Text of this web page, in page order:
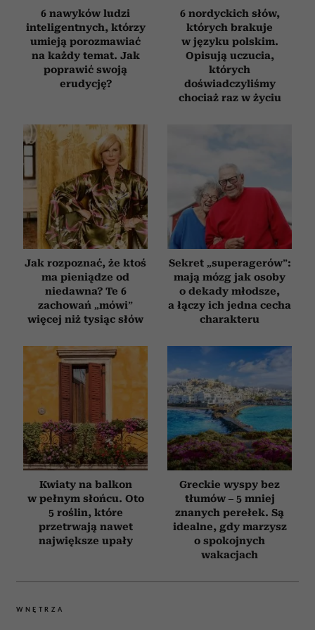
korzystania z ich usług.
6 nawyków ludzi
inteligentnych, którzy
umieją porozmawiać
na każdy temat. Jak
poprawić swoją
erudycję?
6 nordyckich słów,
których brakuje
w języku polskim.
Opisują uczucia,
których
doświadczyliśmy
chociaż raz w życiu
Jak rozpoznać, że ktoś
ma pieniądze od
niedawna? Te 6
zachowań „mówi”
więcej niż tysiąc słów
Sekret „superagerów”:
mają mózg jak osoby
o dekady młodsze,
a łączy ich jedna cecha
charakteru
Kwiaty na balkon
w pełnym słońcu. Oto
5 roślin, które
przetrwają nawet
największe upały
Greckie wyspy bez
tłumów – 5 mniej
znanych perełek. Są
idealne, gdy marzysz
o spokojnych
wakacjach
WNĘTRZA